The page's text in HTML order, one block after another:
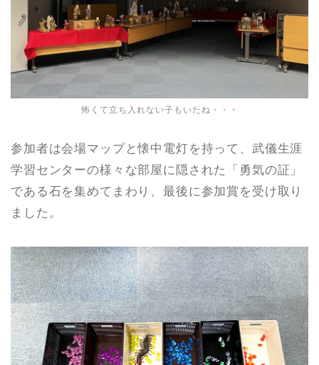
怖くて立ち入れない子もいたね・・・
参加者は会場マップと懐中電灯を持って、武儀生涯
学習センターの様々な部屋に隠された「勇気の証」
である石を集めてまわり、最後に参加賞を受け取り
ました。